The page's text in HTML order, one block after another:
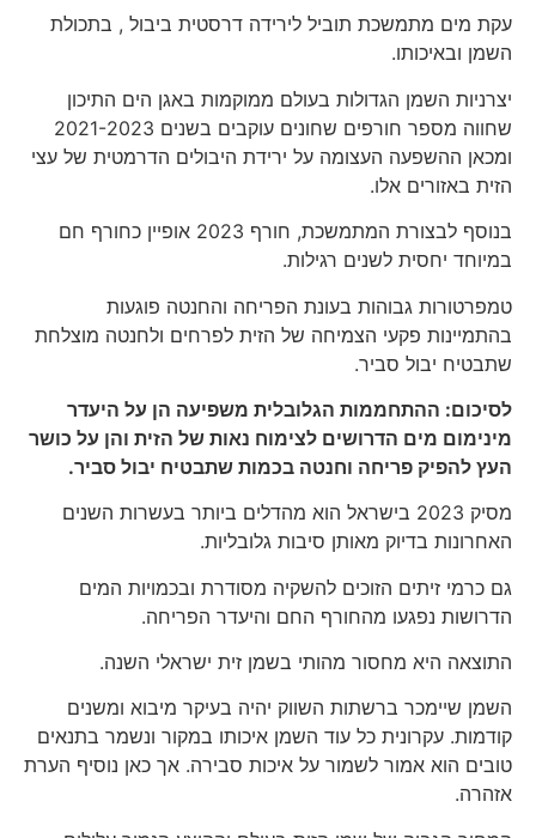
עקת מים מתמשכת תוביל לירידה דרסטית ביבול , בתכולת
השמן ובאיכותו.
יצרניות השמן הגדולות בעולם ממוקמות באגן הים התיכון
שחווה מספר חורפים שחונים עוקבים בשנים 2021-2023
ומכאן ההשפעה העצומה על ירידת היבולים הדרמטית של עצי
הזית באזורים אלו.
בנוסף לבצורת המתמשכת, חורף 2023 אופיין כחורף חם
במיוחד יחסית לשנים רגילות.
טמפרטורות גבוהות בעונת הפריחה והחנטה פוגעות
בהתמיינות פקעי הצמיחה של הזית לפרחים ולחנטה מוצלחת
שתבטיח יבול סביר.
לסיכום: ההתחממות הגלובלית משפיעה הן על היעדר
מינימום מים הדרושים לצימוח נאות של הזית והן על כושר
העץ להפיק פריחה וחנטה בכמות שתבטיח יבול סביר.
מסיק 2023 בישראל הוא מהדלים ביותר בעשרות השנים
האחרונות בדיוק מאותן סיבות גלובליות.
גם כרמי זיתים הזוכים להשקיה מסודרת ובכמויות המים
הדרושות נפגעו מהחורף החם והיעדר הפריחה.
התוצאה היא מחסור מהותי בשמן זית ישראלי השנה.
השמן שיימכר ברשתות השווק יהיה בעיקר מיבוא ומשנים
קודמות. עקרונית כל עוד השמן איכותו במקור ונשמר בתנאים
טובים הוא אמור לשמור על איכות סבירה. אך כאן נוסיף הערת
אזהרה.